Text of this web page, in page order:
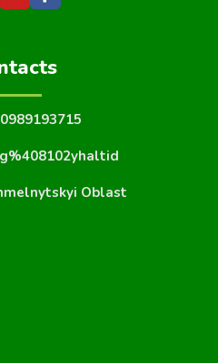
Oblast